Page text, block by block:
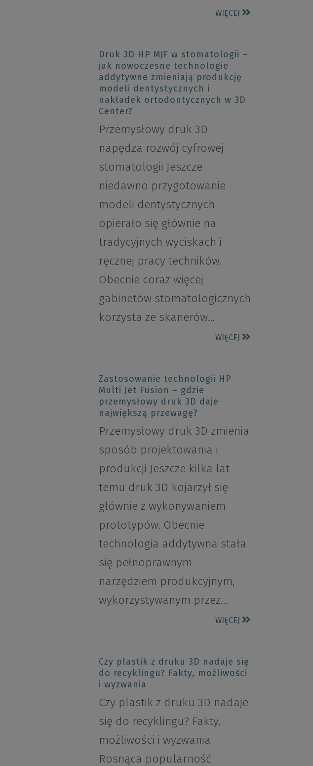
WIĘCEJ
Druk 3D HP MJF w stomatologii –
jak nowoczesne technologie
addytywne zmieniają produkcję
modeli dentystycznych i
nakładek ortodontycznych w 3D
Center?
Przemysłowy druk 3D
napędza rozwój cyfrowej
stomatologii Jeszcze
niedawno przygotowanie
modeli dentystycznych
opierało się głównie na
tradycyjnych wyciskach i
ręcznej pracy techników.
Obecnie coraz więcej
gabinetów stomatologicznych
korzysta ze skanerów…
WIĘCEJ
Zastosowanie technologii HP
Multi Jet Fusion – gdzie
przemysłowy druk 3D daje
największą przewagę?
Przemysłowy druk 3D zmienia
sposób projektowania i
produkcji Jeszcze kilka lat
temu druk 3D kojarzył się
głównie z wykonywaniem
prototypów. Obecnie
technologia addytywna stała
się pełnoprawnym
narzędziem produkcyjnym,
wykorzystywanym przez…
WIĘCEJ
Czy plastik z druku 3D nadaje się
do recyklingu? Fakty, możliwości
i wyzwania
Czy plastik z druku 3D nadaje
się do recyklingu? Fakty,
możliwości i wyzwania
Rosnąca popularność